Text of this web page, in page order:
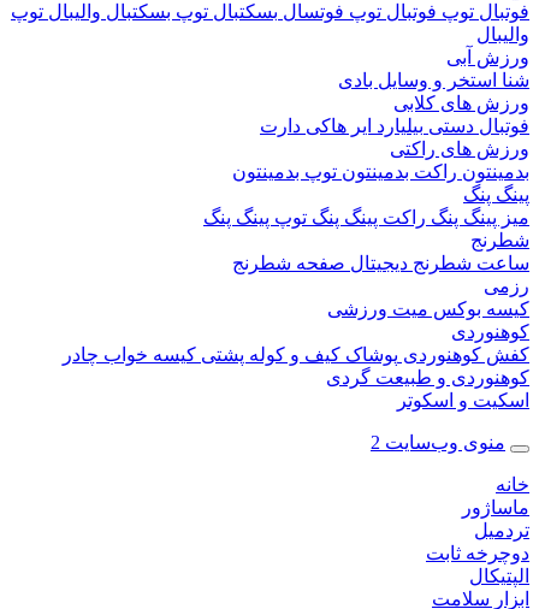
توپ فوتبالتوپ فوتسالبسکتبالتوپ بسکتبالوالیبال توپ
آبی
و وسایل بادی
های کلابی
دستیبیلیاردایر هاکیدارت
های راکتی
راکت بدمینتونتوپ بدمینتون
پنگ
پنگراکت پینگ پنگتوپ پینگ پنگ
شطرنج دیجیتالصفحه شطرنج
بوکسمیت ورزشی
کوهنوردیپوشاککیف و کوله پشتیکیسه خوابچادر
و طبیعت گردی
و اسکوتر
وب‌سایت 2
ثابت
سلامت